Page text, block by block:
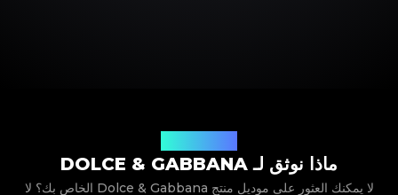
ماذا نوثق لـ DOLCE & GABBANA
لا يمكنك العثور على موديل منتج Dolce & Gabbana الخاص بك؟ لا